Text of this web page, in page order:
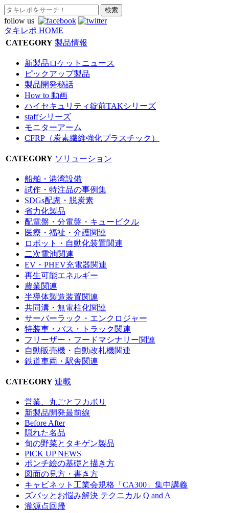
follow us
タキレポ HOME
CATEGORY 製品情報
新製品ロケットニュース
ピックアップ製品
製品開発秘話
How to 動画
ハイセキュリティ錠前TAKシリーズ
staffシリーズ
モニターアーム
CFRP（炭素繊維強化プラスチック）
CATEGORY ソリューション
船舶・港湾設備
試作・特注品の事例集
SDGs配慮・脱炭素
省力化製品
配電盤・分電盤・キュービクル
医療・福祉・介護関連
ロボット・自動化装置関連
二次電池関連
EV・PHEV充電器関連
再生可能エネルギー
農業関連
半導体製造装置関連
共同溝・無電柱化関連
サーバーラック・エンクロジャー
特装車・バス・トラック関連
フリーザー・フードマシナリー関連
自動販売機・自動改札機関連
鉄道車両・駅舎関連
CATEGORY 連載
営業、丸ごとフカボリ
新製品開発最前線
Before After
隠れた名品
旬の野菜とタキゲン製品
PICK UP NEWS
ポンチ絵の基礎と描き方
図面の見方・書き方
キャビネット工業会規格「CA300」集中講義
ズバッとお悩み解決 テクニカル Q and A
瀧源点回帰